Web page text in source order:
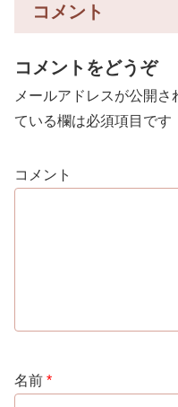
コメント
コメントをどうぞ
メールアドレスが公開さ
ている欄は必須項目です
コメント
名前 *